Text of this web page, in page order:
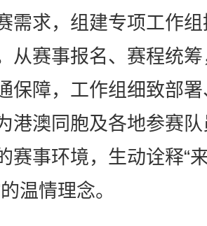
需求，组建专项工作
从赛事报名、赛程统
保障，工作组细致部
港澳同胞及各地参赛
赛事环境，生动诠释“
温情理念。